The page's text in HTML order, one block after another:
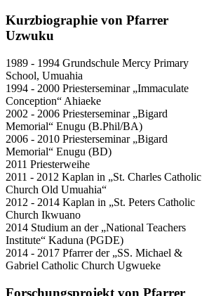
Kurzbiographie von Pfarrer
Uzwuku
1989 - 1994 Grundschule Mercy Primary
School, Umuahia
1994 - 2000 Priesterseminar „Immaculate
Conception“ Ahiaeke
2002 - 2006 Priesterseminar „Bigard
Memorial“ Enugu (B.Phil/BA)
2006 - 2010 Priesterseminar „Bigard
Memorial“ Enugu (BD)
2011 Priesterweihe
2011 - 2012 Kaplan in „St. Charles Catholic
Church Old Umuahia“
2012 - 2014 Kaplan in „St. Peters Catholic
Church Ikwuano
2014 Studium an der „National Teachers
Institute“ Kaduna (PGDE)
2014 - 2017 Pfarrer der „SS. Michael &
Gabriel Catholic Church Ugwueke
Forschungsprojekt von Pfarrer